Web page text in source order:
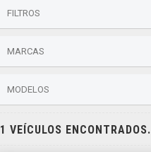
FILTROS
MARCAS
MODELOS
1 VEÍCULOS ENCONTRADOS.